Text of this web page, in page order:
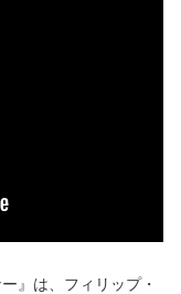
』は、フィリップ・